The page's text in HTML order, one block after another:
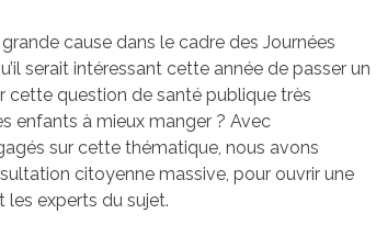
cause dans le cadre des Journées
serait intéressant cette année de passer un
cette question de santé publique très
enfants à mieux manger ? Avec
sur cette thématique, nous avons
citoyenne massive, pour ouvrir une
les experts du sujet.